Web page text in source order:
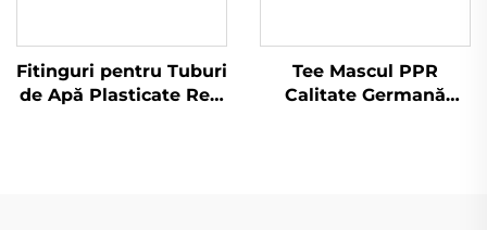
Fitinguri pentru Tuburi
de Apă Plasticate Reci
Tee Mascul PPR
Calitate Germană